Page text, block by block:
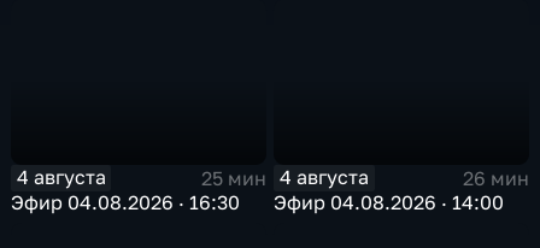
4 августа
25 мин
Эфир 04.08.2026 · 16:30
4 августа
26 мин
Эфир 04.08.2026 · 14:00